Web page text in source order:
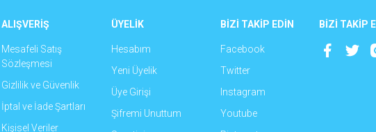
ALIŞVERİŞ
Mesafeli Satış
Sözleşmesi
Gizlilik ve Güvenlik
İptal ve İade Şartları
Kişisel Veriler
ÜYELİK
Hesabım
Yeni Üyelik
Üye Girişi
Şifremi Unuttum
BİZİ TAKİP EDİN
Facebook
Twitter
Instagram
Youtube
BİZİ TAKİP